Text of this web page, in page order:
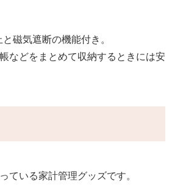
磁気遮断の機能付き。
などをまとめて収納するときには安
ている家計管理グッズです。